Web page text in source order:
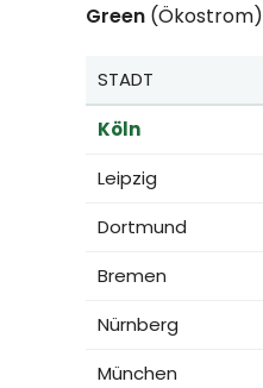
Green (Ökostrom)
STADT
Köln
Leipzig
Dortmund
Bremen
Nürnberg
München